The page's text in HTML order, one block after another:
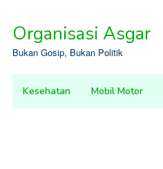
contentOrganisasi Asgar
Bukan Gosip, Bukan Politik
Kesehatan Mobil Motor